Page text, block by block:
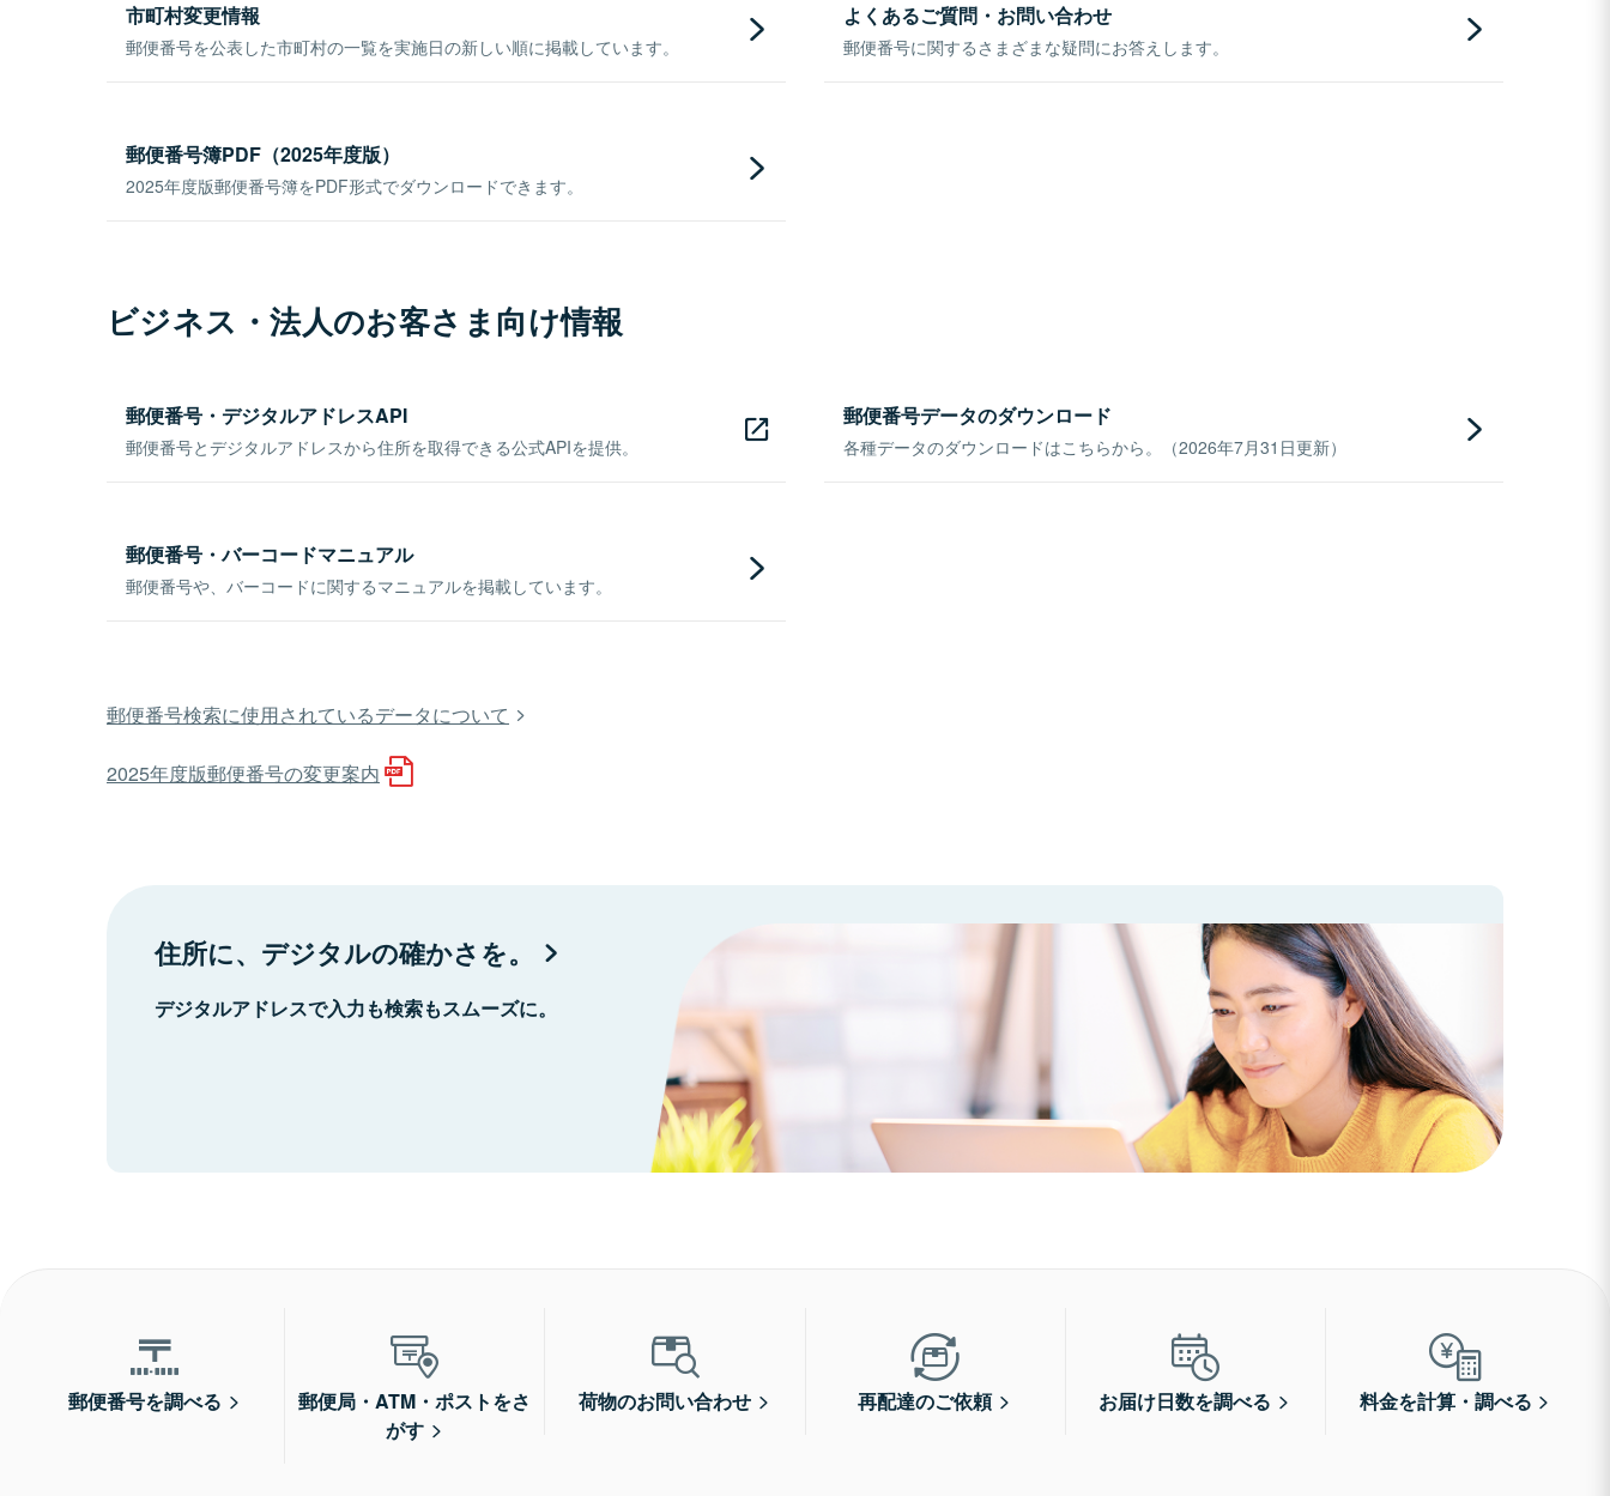
市町村変更情報
郵便番号を公表した市町村の一覧を実施日の新しい順に掲載しています。
よくあるご質問・お問い合わせ
郵便番号に関するさまざまな疑問にお答えします。
郵便番号簿PDF（2025年度版）
2025年度版郵便番号簿をPDF形式でダウンロードできます。
ビジネス・法人のお客さま向け情報
郵便番号・デジタルアドレスAPI
郵便番号とデジタルアドレスから住所を取得できる公式APIを提供。
郵便番号データのダウンロード
各種データのダウンロードはこちらから。（2026年7月31日更新）
郵便番号・バーコードマニュアル
郵便番号や、バーコードに関するマニュアルを掲載しています。
郵便番号検索に使用されているデータについて
2025年度版郵便番号の変更案内
住所に、デジタルの確かさを。
デジタルアドレスで入力も検索もスムーズに。
郵便番号を調べる
郵便局・ATM・ポストをさ
がす
荷物のお問い合わせ 再配達のご依頼 お届け日数を調べる 料金を計算・調べる